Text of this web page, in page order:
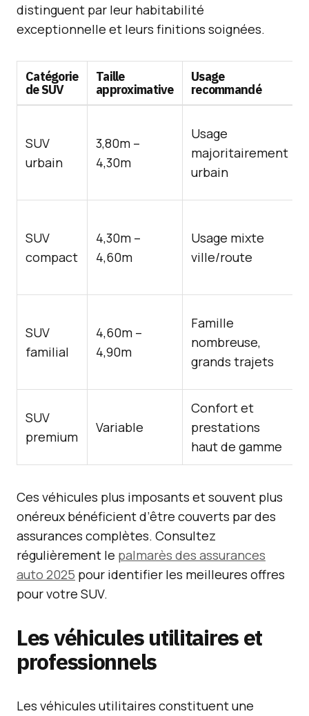
distinguent par leur habitabilité
exceptionnelle et leurs finitions soignées.
Catégorie
de SUV
Taille
approximative
Usage
recommandé
SUV
urbain
3,80m –
4,30m
Usage
majoritairement
urbain
SUV
compact
4,30m –
4,60m
Usage mixte
ville/route
SUV
familial
4,60m –
4,90m
Famille
nombreuse,
grands trajets
SUV
premium
Variable
Confort et
prestations
haut de gamme
Ces véhicules plus imposants et souvent plus
onéreux bénéficient d’être couverts par des
assurances complètes. Consultez
régulièrement le palmarès des assurances
auto 2025 pour identifier les meilleures offres
pour votre SUV.
Les véhicules utilitaires et
professionnels
Les véhicules utilitaires constituent une